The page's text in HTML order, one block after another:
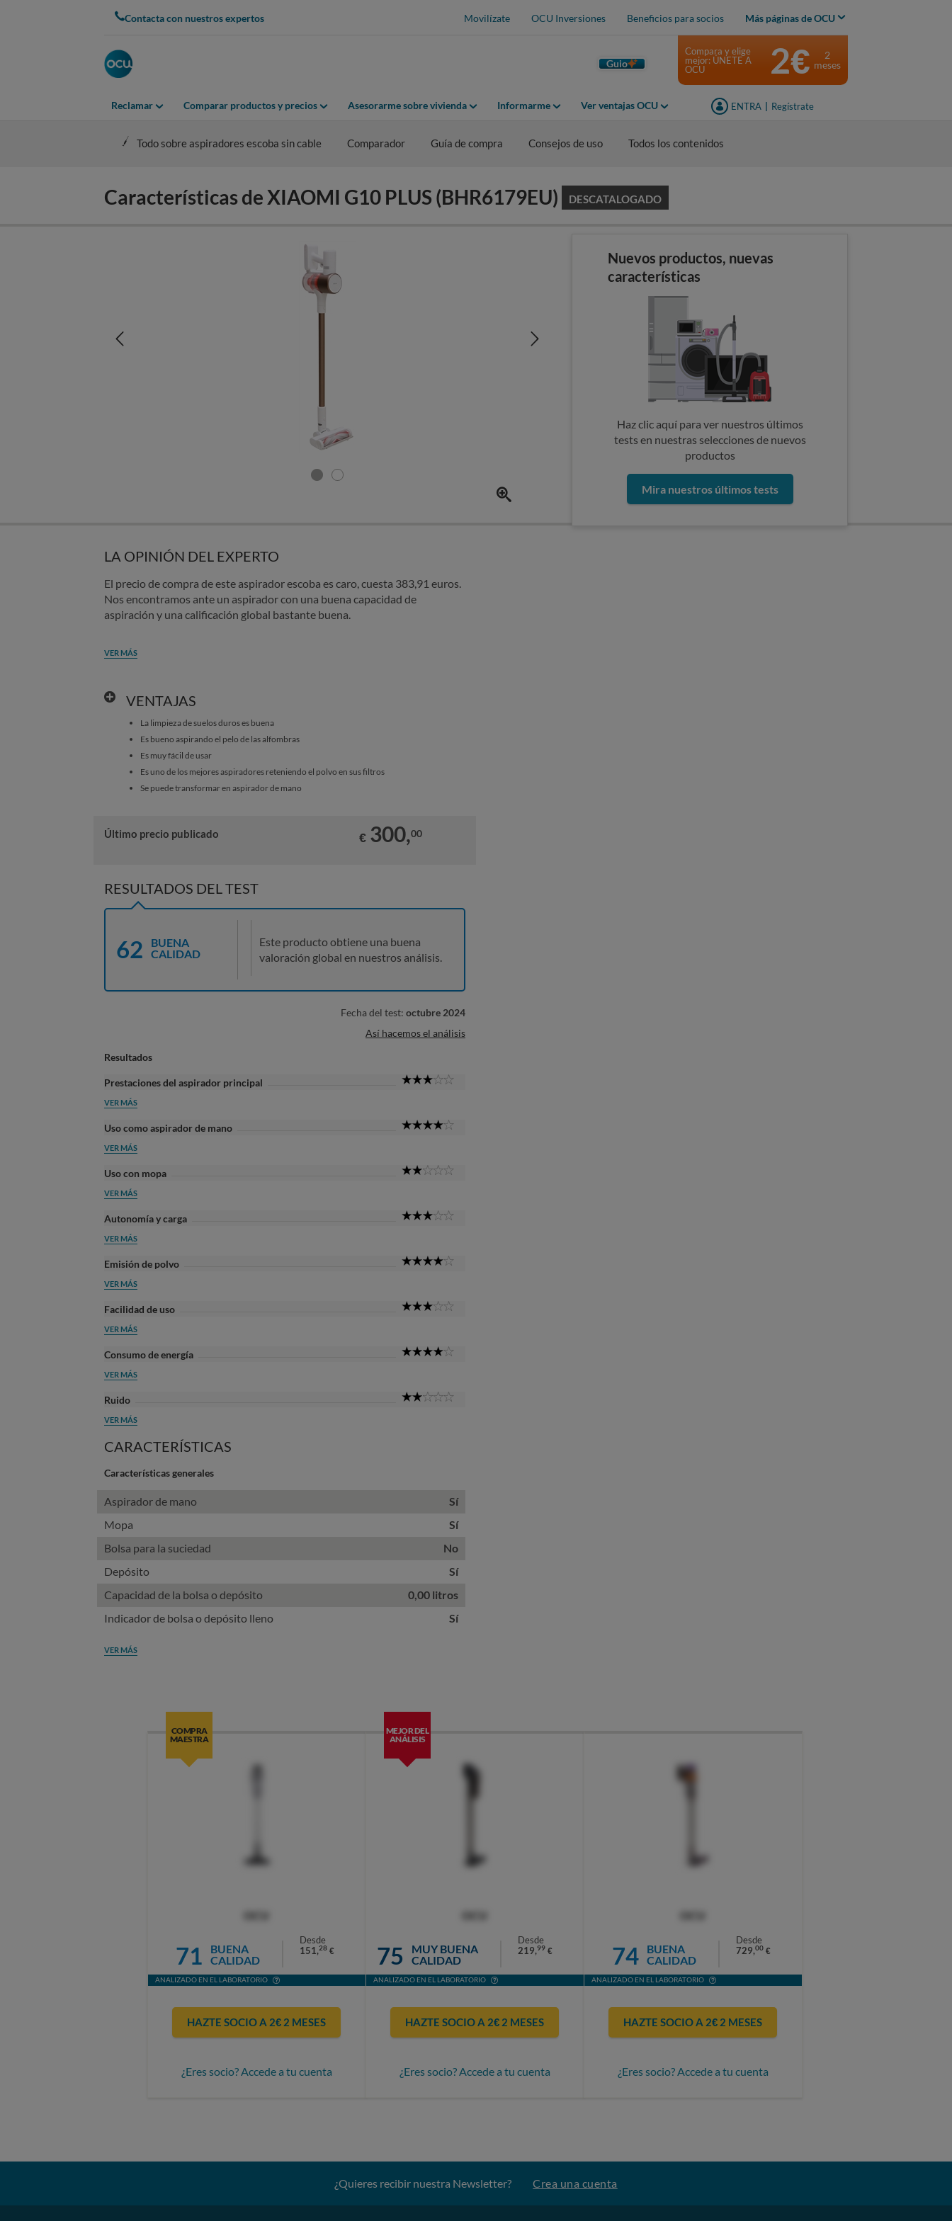
Contacta con nuestros expertos Movilízate OCU Inversiones Beneficios para socios Más páginas de OCU
Guio
Reclamar Comparar productos y precios Asesorarme sobre vivienda Informarme Ver ventajas OCU ENTRA Regístrate
Compara y elige
mejor: ÚNETE A
OCU
2€
2
meses
Todo sobre aspiradores escoba sin cable Comparador Guía de compra Consejos de uso Todos los contenidos
Características de XIAOMI G10 PLUS (BHR6179EU) DESCATALOGADO
Nuevos productos, nuevas
características
Haz clic aquí para ver nuestros últimos
tests en nuestras selecciones de nuevos
productos
Mira nuestros últimos tests
LA OPINIÓN DEL EXPERTO
El precio de compra de este aspirador escoba es caro, cuesta 383,91 euros.
Nos encontramos ante un aspirador con una buena capacidad de
aspiración y una calificación global bastante buena.
VER MÁS
VENTAJAS
La limpieza de suelos duros es buena
Es bueno aspirando el pelo de las alfombras
Es muy fácil de usar
Es uno de los mejores aspiradores reteniendo el polvo en sus filtros
Se puede transformar en aspirador de mano
Último precio publicado € 300,00
RESULTADOS DEL TEST
62
BUENA
CALIDAD
Este producto obtiene una buena
valoración global en nuestros análisis.
Fecha del test: octubre 2024
Así hacemos el análisis
Resultados
Prestaciones del aspirador principal
VER MÁS
Uso como aspirador de mano
VER MÁS
Uso con mopa
VER MÁS
Autonomía y carga
VER MÁS
Emisión de polvo
VER MÁS
Facilidad de uso
VER MÁS
Consumo de energía
VER MÁS
Ruido
VER MÁS
CARACTERÍSTICAS
Características generales
Aspirador de mano
Sí
Mopa
Sí
Bolsa para la suciedad
No
Depósito
Sí
Capacidad de la bolsa o depósito
0,00 litros
Indicador de bolsa o depósito lleno
Sí
VER MÁS
COMPRA
MAESTRA
71
BUENA
CALIDAD
Desde
151,28 €
ANALIZADO EN EL LABORATORIO
HAZTE SOCIO A 2€ 2 MESES
¿Eres socio? Accede a tu cuenta
MEJOR DEL
ANÁLISIS
75
MUY BUENA
CALIDAD
Desde
219,99 €
ANALIZADO EN EL LABORATORIO
HAZTE SOCIO A 2€ 2 MESES
¿Eres socio? Accede a tu cuenta
74
BUENA
CALIDAD
Desde
729,00 €
ANALIZADO EN EL LABORATORIO
HAZTE SOCIO A 2€ 2 MESES
¿Eres socio? Accede a tu cuenta
¿Quieres recibir nuestra Newsletter? Crea una cuenta